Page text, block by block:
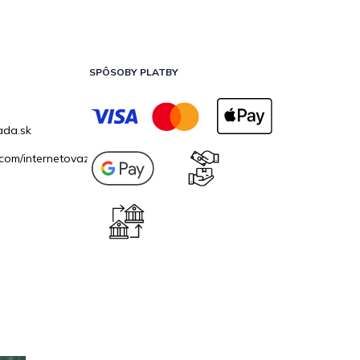
internetovazahrada.sk/
SPÔSOBY PLATBY